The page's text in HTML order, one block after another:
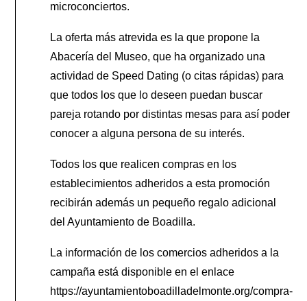
microconciertos.
La oferta más atrevida es la que propone la
Abacería del Museo, que ha organizado una
actividad de Speed Dating (o citas rápidas) para
que todos los que lo deseen puedan buscar
pareja rotando por distintas mesas para así poder
conocer a alguna persona de su interés.
Todos los que realicen compras en los
establecimientos adheridos a esta promoción
recibirán además un pequeño regalo adicional
del Ayuntamiento de Boadilla.
La información de los comercios adheridos a la
campaña está disponible en el enlace
https://ayuntamientoboadilladelmonte.org/compra-